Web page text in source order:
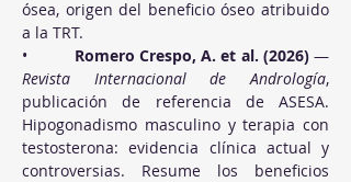
ósea, origen del beneficio óseo atribuido
a la TRT.
• Romero Crespo, A. et al. (2026)
Revista Internacional de Andrología,
publicación de referencia de ASESA.
Hipogonadismo masculino y terapia con
testosterona: evidencia clínica actual y
controversias. Resume los beneficios